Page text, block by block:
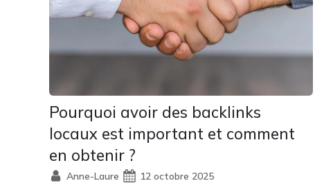
Pourquoi avoir des backlinks
locaux est important et comment
en obtenir ?
Anne-Laure 12 octobre 2025